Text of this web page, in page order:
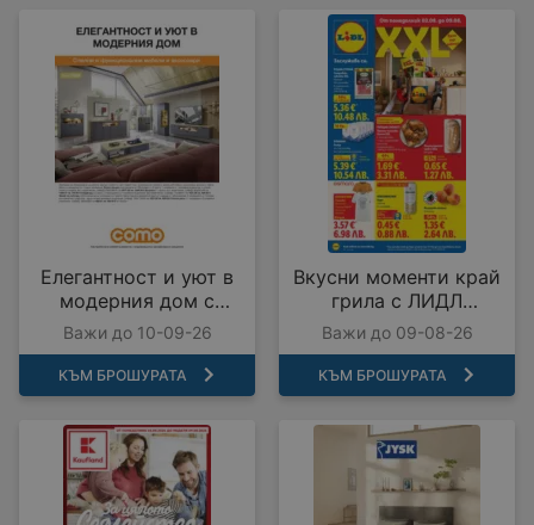
Елегантност и уют в
модерния дом с
COMO с валидност до
10.09.2026
Важи до 10-09-26
КЪМ БРОШУРАТА
Вкусни моменти край
грила с ЛИДЛ
предложения с
валидност до
09.08.2026
Важи до 09-08-26
КЪМ БРОШУРАТА